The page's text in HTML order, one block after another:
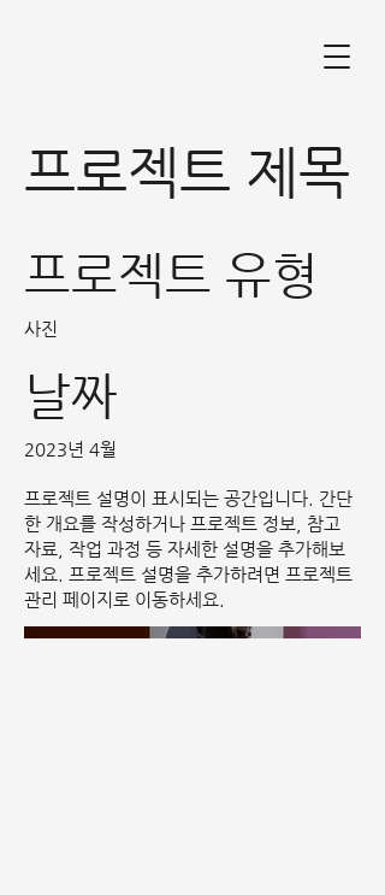
프로젝트 제목
프로젝트 유형
사진
날짜
2023년 4월
프로젝트 설명이 표시되는 공간입니다. 간단
한 개요를 작성하거나 프로젝트 정보, 참고
자료, 작업 과정 등 자세한 설명을 추가해보
세요. 프로젝트 설명을 추가하려면 프로젝트
관리 페이지로 이동하세요.